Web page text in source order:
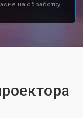
на обработку